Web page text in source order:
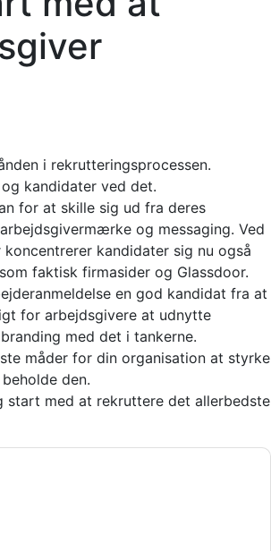
i rekrutteringsprocessen.
kandidater ved det.
for at skille sig ud fra deres
og messaging. Ved
kandidater sig nu også
faktisk firmasider og Glassdoor.
en god kandidat fra at
for arbejdsgivere at udnytte
med det i tankerne.
måder for din organisation at styrke
den.
start med at rekruttere det allerbedste